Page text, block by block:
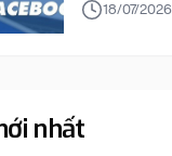
18/07/2026
nhất